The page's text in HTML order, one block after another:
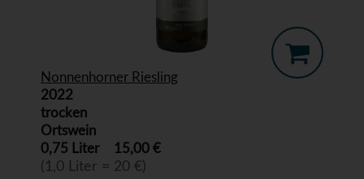
Nonnenhorner Riesling
2022
trocken
Ortswein
0,75 Liter
15,00 €
(1,0 Liter = 20 €)